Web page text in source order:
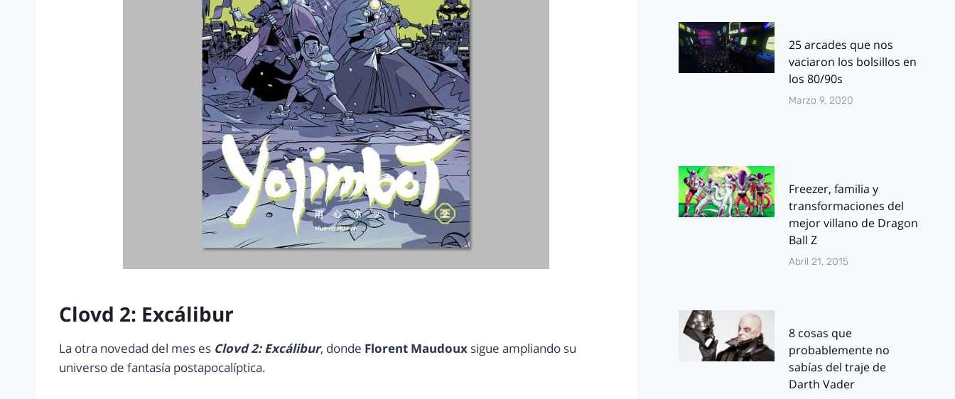
Clovd 2: Excálibur
La otra novedad del mes es Clovd 2: Excálibur, donde Florent Maudoux sigue ampliando su
universo de fantasía postapocalíptica.
25 arcades que nos
vaciaron los bolsillos en
los 80/90s
Marzo 9, 2020
Freezer, familia y
transformaciones del
mejor villano de Dragon
Ball Z
Abril 21, 2015
8 cosas que
probablemente no
sabías del traje de
Darth Vader